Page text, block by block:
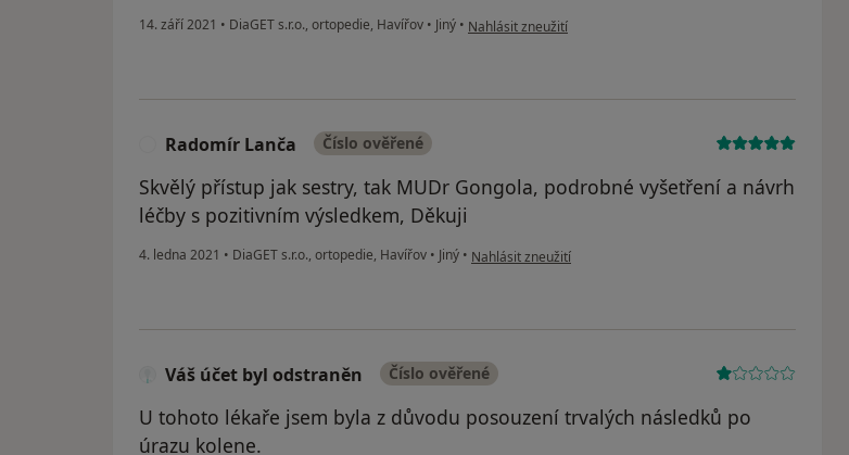
14. září 2021 • DiaGET s.r.o., ortopedie, Havířov • Jiný • podle názoru uživatele Josef Svoboda
Nahlásit zneužití
Radomír Lanča Číslo ověřené
Skvělý přístup jak sestry, tak MUDr Gongola, podrobné vyšetření a návrh
léčby s pozitivním výsledkem, Děkuji
4. ledna 2021 • DiaGET s.r.o., ortopedie, Havířov • Jiný • podle názoru uživatele Radomír Lanča
Nahlásit zneužití
Váš účet byl odstraněn Číslo ověřené
U tohoto lékaře jsem byla z důvodu posouzení trvalých následků po
úrazu kolene.